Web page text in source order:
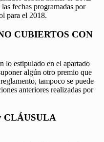
fechas programadas por
para el 2018.
CUBIERTOS CON
lo estipulado en el apartado
algún otro premio que
tampoco se puede
anteriores realizadas por
CLÁUSULA